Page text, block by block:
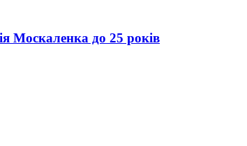
Москаленка до 25 років